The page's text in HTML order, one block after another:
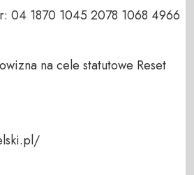
04 1870 1045 2078 1068 4966
na cele statutowe Reset